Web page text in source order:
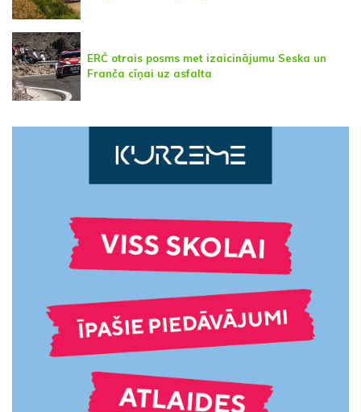
ERČ otrais posms met izaicinājumu Seska un
Franča cīņai uz asfalta